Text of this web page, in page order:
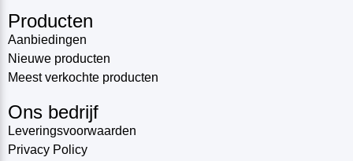
Producten
Aanbiedingen
Nieuwe producten
Meest verkochte producten
Ons bedrijf
Leveringsvoorwaarden
Privacy Policy